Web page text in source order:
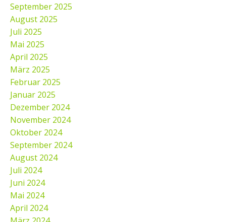
September 2025
August 2025
Juli 2025
Mai 2025
April 2025
März 2025
Februar 2025
Januar 2025
Dezember 2024
November 2024
Oktober 2024
September 2024
August 2024
Juli 2024
Juni 2024
Mai 2024
April 2024